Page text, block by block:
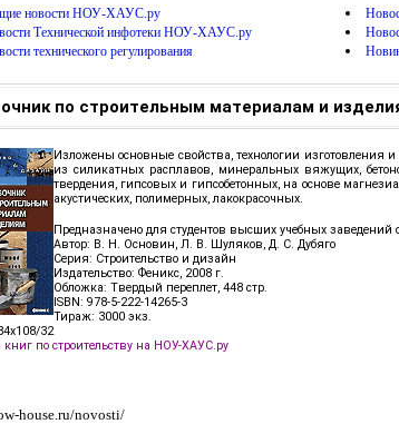
новости НОУ-ХАУС.ру
Технической инфотеки НОУ-ХАУС.ру
технического регулирования
по строительным материалам и
Изложены основные свойства, технологии изготовления
из силикатных расплавов, минеральных вяжущих,
твердения, гипсовых и гипсобетонных, на основе
акустических, полимерных, лакокрасочных.
Предназначено для студентов высших учебных заведений
Автор: В. Н. Основин, Л. В. Шуляков, Д. С. Дубяго
Серия: Строительство и дизайн
Издательство: Феникс, 2008 г.
Обложка: Твердый переплет, 448 стр.
ISBN: 978-5-222-14265-3
Тираж: 3000 экз.
32
по строительству на НОУ-ХАУС.ру
house.ru/novosti/